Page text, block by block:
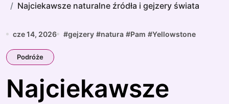
Najciekawsze naturalne źródła i gejzery świata
cze 14, 2026 #gejzery #natura #Pam #Yellowstone
Podróże
Najciekawsze